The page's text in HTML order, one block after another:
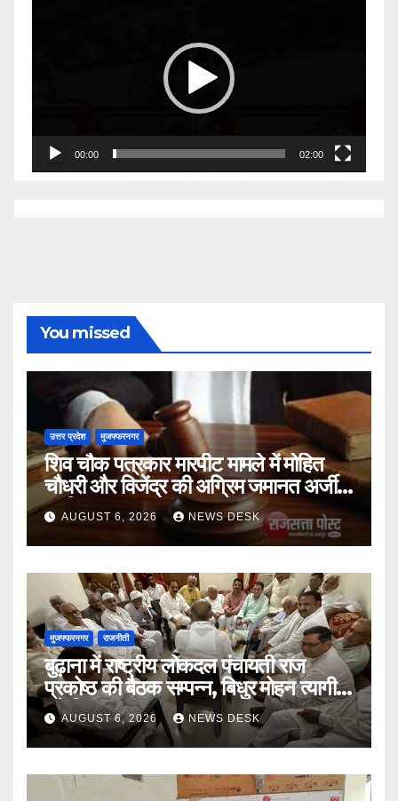
00:00 02:00
You missed
उत्तर प्रदेश मुजफ्फरनगर
शिव चौक पत्रकार मारपीट मामले में मोहित
चौधरी और विजेंद्र की अग्रिम जमानत अर्जी
खारिज
AUGUST 6, 2026 NEWS DESK
मुजफ्फरनगर राजनीती
बुढ़ाना में राष्ट्रीय लोकदल पंचायती राज
प्रकोष्ठ की बैठक सम्पन्न, बिधुर मोहन त्यागी
बने जिलाध्यक्ष
AUGUST 6, 2026 NEWS DESK